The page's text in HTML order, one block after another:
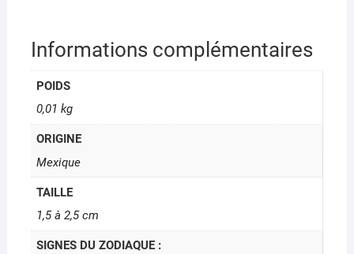
Informations complémentaires
POIDS
0,01 kg
ORIGINE
Mexique
TAILLE
1,5 à 2,5 cm
SIGNES DU ZODIAQUE :